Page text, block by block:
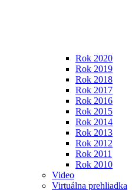
Rok 2020
Rok 2019
Rok 2018
Rok 2017
Rok 2016
Rok 2015
Rok 2014
Rok 2013
Rok 2012
Rok 2011
Rok 2010
Video
Virtuálna prehliadka